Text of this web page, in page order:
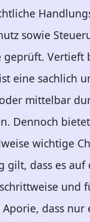
sowie
eine sachlich
mittelbar
Dennoch
wichtige
gilt, dass es
und
dass